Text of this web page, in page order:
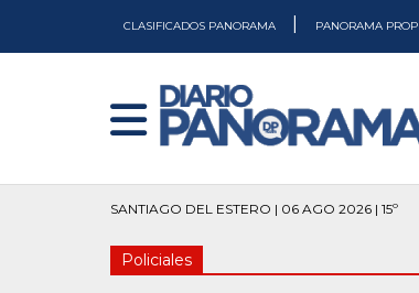
CLASIFICADOS PANORAMA PANORAMA PROP
SANTIAGO DEL ESTERO | 06 AGO 2026 | 15º
Policiales